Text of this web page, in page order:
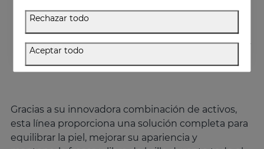
Gracias a su innovadora combinación de activos,
esta línea proporciona una solución completa para
equilibrar la piel, mejorar su apariencia y
Rechazar todo
Aceptar todo